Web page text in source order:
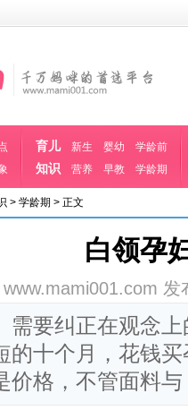
育儿
知识
新生 婴幼
学龄前
营养
早教 学龄期
> 学龄期 > 正文
白领孕
发
需要纠正在观
的十个月，花钱
价格，不管面料与